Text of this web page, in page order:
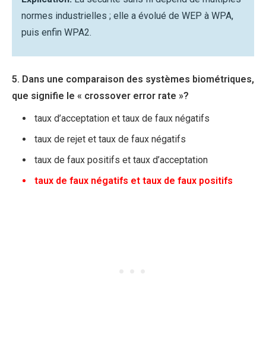
normes industrielles ; elle a évolué de WEP à WPA,
puis enfin WPA2.
5. Dans une comparaison des systèmes biométriques,
que signifie le « crossover error rate »?
taux d’acceptation et taux de faux négatifs
taux de rejet et taux de faux négatifs
taux de faux positifs et taux d’acceptation
taux de faux négatifs et taux de faux positifs